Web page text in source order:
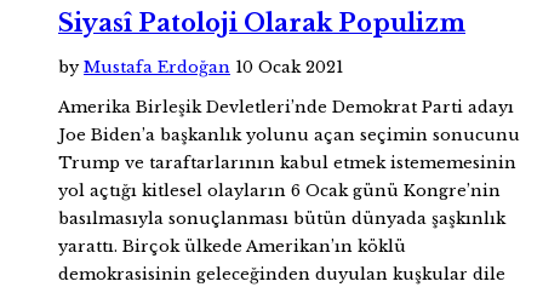
Siyasî Patoloji Olarak Populizm
byMustafa Erdoğan 10 Ocak 2021
Amerika Birleşik Devletleri’nde Demokrat Parti adayı
Joe Biden’a başkanlık yolunu açan seçimin sonucunu
Trump ve taraftarlarının kabul etmek istememesinin
yol açtığı kitlesel olayların 6 Ocak günü Kongre’nin
basılmasıyla sonuçlanması bütün dünyada şaşkınlık
yarattı. Birçok ülkede Amerikan’ın köklü
demokrasisinin geleceğinden duyulan kuşkular dile